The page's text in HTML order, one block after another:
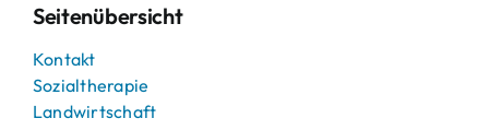
Seitenübersicht
Kontakt
Sozialtherapie
Landwirtschaft